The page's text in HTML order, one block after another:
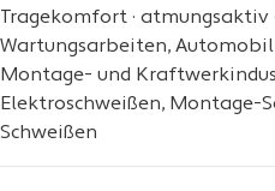
Tragekomfort · atmungsaktiv
Wartungsarbeiten,
Montage- und
Elektroschweißen, Montage-
Schweißen